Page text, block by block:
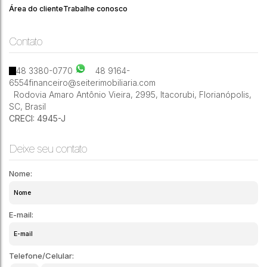
2 2 164m²
Área do clienteTrabalhe conosco
Contato
48 3380-0770
48 9164-
6554financeiro@seiterimobiliaria.com
Rodovia Amaro Antônio Vieira, 2995, Itacorubi, Florianópolis,
SC, Brasil
CRECI: 4945-J
Deixe seu contato
Nome:
E-mail:
Telefone/Celular: